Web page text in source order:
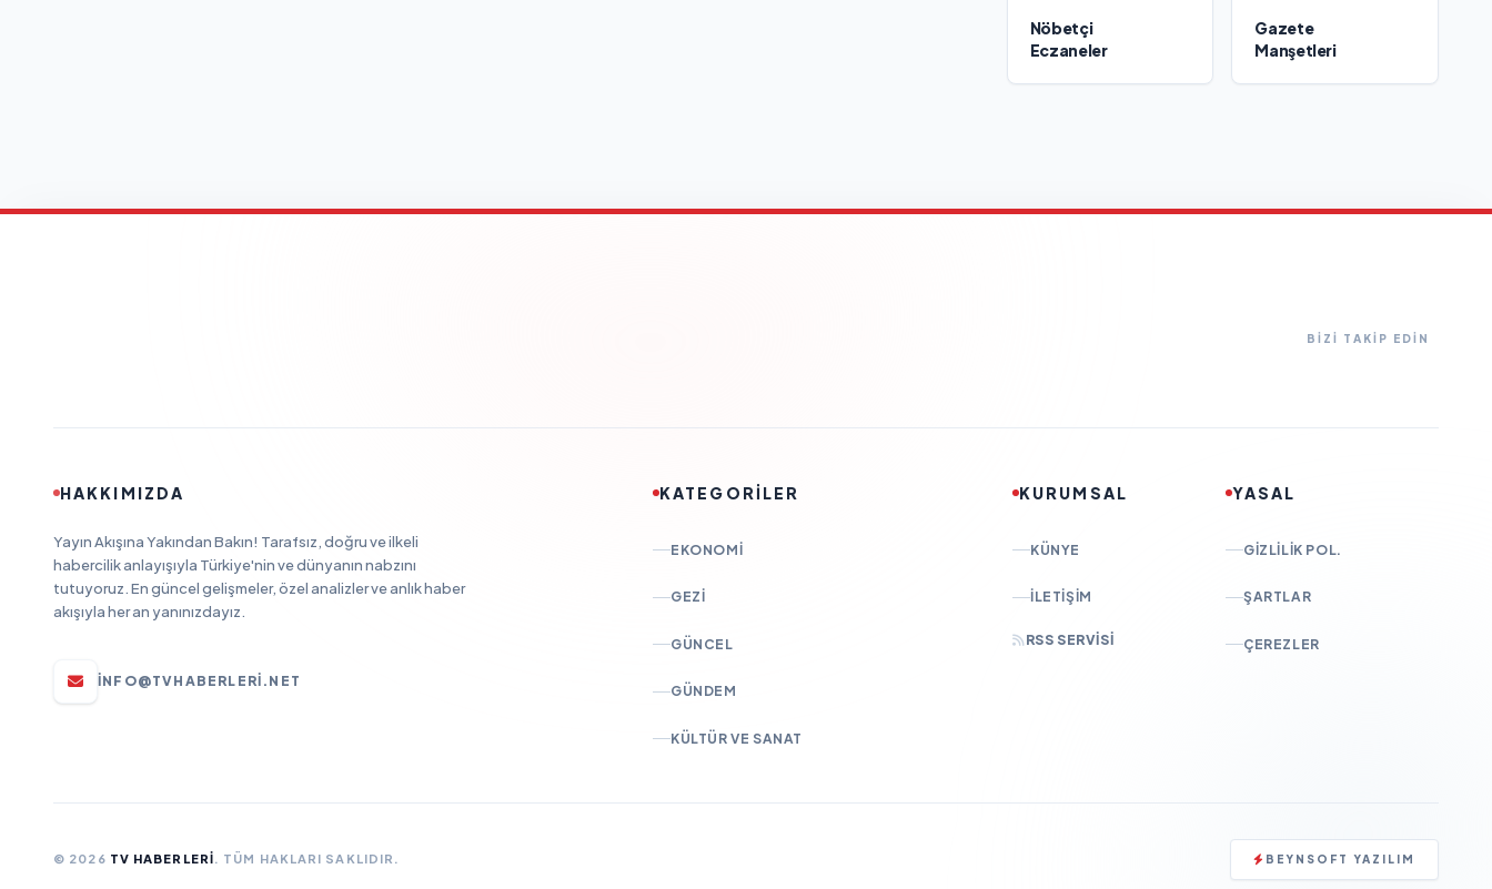
Nöbetçi
Eczaneler
Gazete
Manşetleri
BİZİ TAKİP EDİN
HAKKIMIZDA
Yayın Akışına Yakından Bakın! Tarafsız, doğru ve ilkeli
habercilik anlayışıyla Türkiye'nin ve dünyanın nabzını
tutuyoruz. En güncel gelişmeler, özel analizler ve anlık haber
akışıyla her an yanınızdayız.
INFO@TVHABERLERI.NET
KATEGORİLER
EKONOMI
GEZI
GÜNCEL
GÜNDEM
KÜLTÜR VE SANAT
KURUMSAL
KÜNYE
İLETIŞIM
RSS SERVISI
YASAL
GIZLILIK POL.
ŞARTLAR
ÇEREZLER
© 2026 TV HABERLERI. TÜM HAKLARI SAKLIDIR. BEYNSOFT YAZILIM